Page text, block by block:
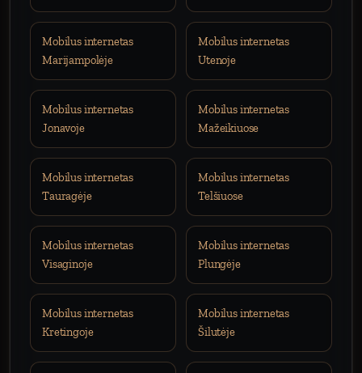
Mobilus internetas
Marijampolėje
Mobilus internetas
Utenoje
Mobilus internetas
Jonavoje
Mobilus internetas
Mažeikiuose
Mobilus internetas
Tauragėje
Mobilus internetas
Telšiuose
Mobilus internetas
Visaginoje
Mobilus internetas
Plungėje
Mobilus internetas
Kretingoje
Mobilus internetas
Šilutėje